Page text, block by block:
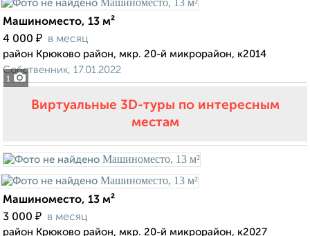
1
Машиноместо, 13 м²
4 000 ₽ в месяц
район Крюково район, мкр. 20-й микрорайон, к2014
Собственник, 17.01.2022
Виртуальные 3D-туры по интересным
местам
Машиноместо, 13 м²
3 000 ₽ в месяц
район Крюково район, мкр. 20-й микрорайон, к2027